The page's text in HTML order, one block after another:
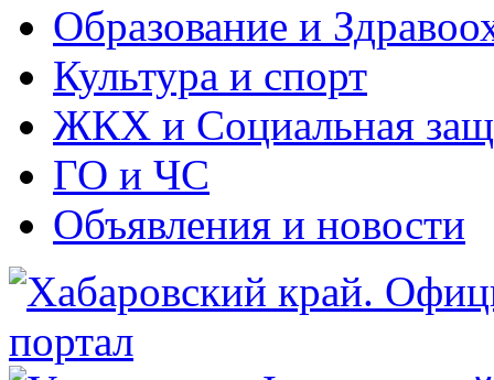
Образование и
Культура и спорт
ЖКХ и Социальная
ГО и ЧС
Объявления и новости